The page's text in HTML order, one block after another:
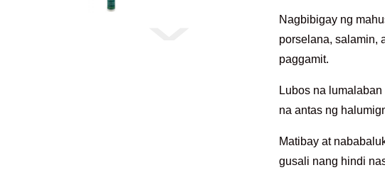
Nagbibigay ng
porselana, salamin,
paggamit.
Lubos na
na antas ng
Matibay at
gusali nang hindi